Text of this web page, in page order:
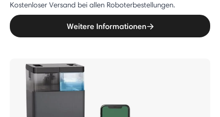
Kostenloser Versand bei allen Roboterbestellungen.
Weitere Informationen